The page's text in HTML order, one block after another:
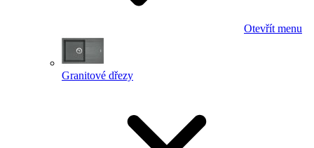
Otevřít menu
Granitové dřezy